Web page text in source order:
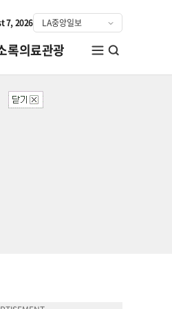
7, 2026
록의료관광